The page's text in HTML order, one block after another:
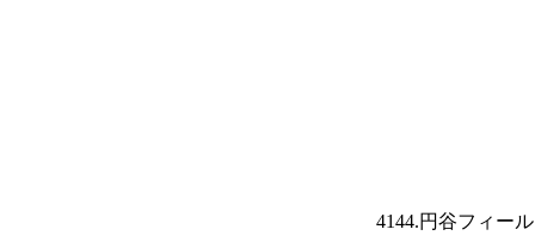
4144.円谷フィー